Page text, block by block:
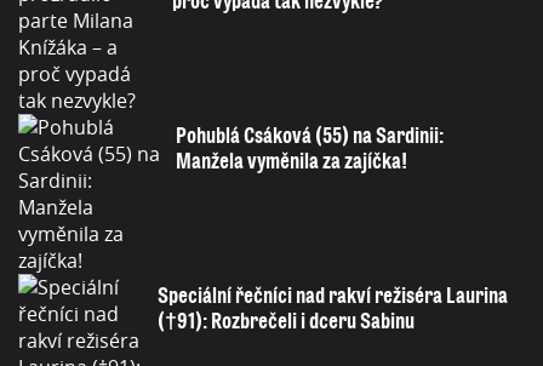
Pohublá Csáková (55) na Sardinii:
Manžela vyměnila za zajíčka!
Speciální řečníci nad rakví režiséra Laurina
(†91): Rozbrečeli i dceru Sabinu